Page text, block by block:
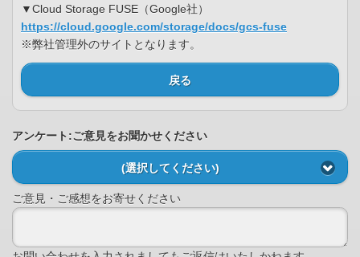
▼Cloud Storage FUSE（Google社）
https://cloud.google.com/storage/docs/gcs-fuse
※弊社管理外のサイトとなります。
戻る
アンケート:ご意見をお聞かせください
(選択してください)
ご意見・ご感想をお寄せください